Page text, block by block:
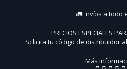
🚛Envíos a todo
PRECIOS ESPECIALES
Solicita tu código de distribuidor
Más